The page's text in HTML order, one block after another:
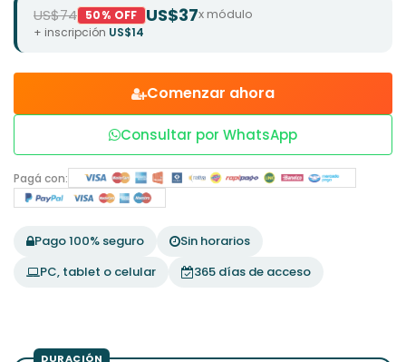
US$74 50% OFF US$37x módulo
+ inscripción US$14
Comenzar ahora
Consultar por WhatsApp
Pagá con:
Pago 100% seguro
Sin horarios
PC, tablet o celular
365 días de acceso